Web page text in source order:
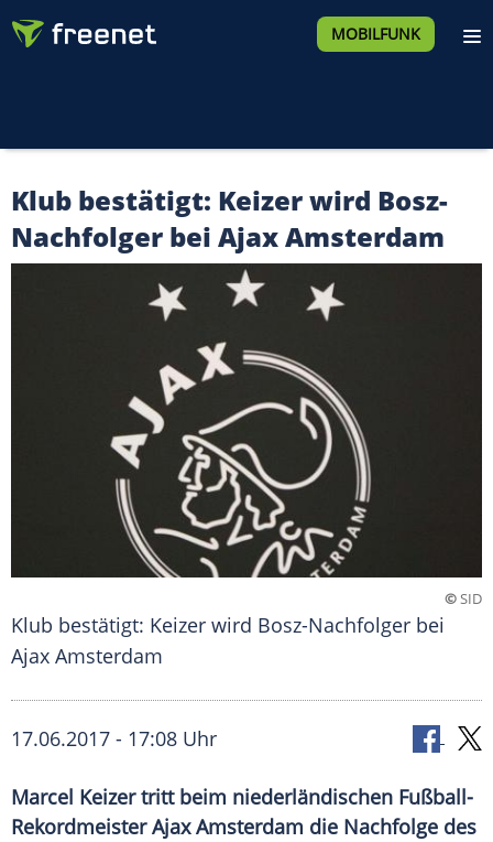
MOBILFUNK
Klub bestätigt: Keizer wird Bosz-
Nachfolger bei Ajax Amsterdam
©SID
Klub bestätigt: Keizer wird Bosz-Nachfolger bei
Ajax Amsterdam
17.06.2017 - 17:08 Uhr
Marcel Keizer tritt beim niederländischen Fußball-
Rekordmeister Ajax Amsterdam die Nachfolge des